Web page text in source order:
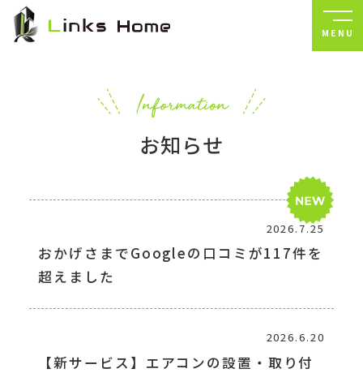
MENU
お知らせ
2026.7.25
おかげさまでGoogleの口コミが117件を
超えました
2026.6.20
【新サービス】エアコンの設置・取り付